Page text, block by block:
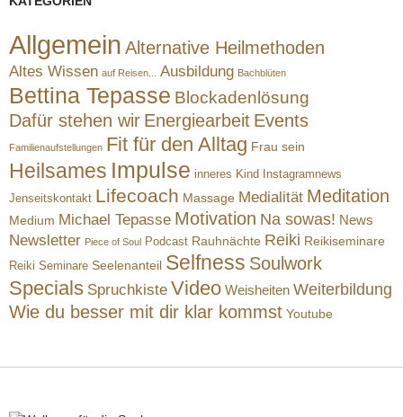
Allgemein Alternative Heilmethoden
Altes Wissen auf Reisen... Ausbildung Bachblüten
Bettina Tepasse Blockadenlösung
Dafür stehen wir Energiearbeit Events
Familienaufstellungen Fit für den Alltag Frau sein
Heilsames Impulse inneres Kind Instagramnews
Jenseitskontakt Lifecoach Massage Medialität Meditation
Medium Michael Tepasse Motivation Na sowas! News
Newsletter Piece of Soul Podcast Rauhnächte Reiki Reikiseminare
Reiki Seminare Seelenanteil Selfness Soulwork
Specials Spruchkiste Video Weisheiten Weiterbildung
Wie du besser mit dir klar kommst Youtube